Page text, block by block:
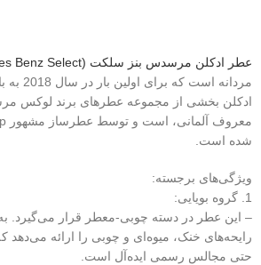
عطر ادکلن مرسدس بنز سلکت (Mercedes Benz Select)
مردانه
ادکلن بخشی از مجموعه عطرهای برند لوکس
شده است.
ویژگی‌های برجسته:
1. گروه بویایی:
– این عطر در دسته چوبی-معطر قرار می‌گیرد. به
رایحه‌های خنک، میوه‌ای و چوبی را ارائه می‌دهد
حتی مجالس رسمی ایده‌آل است.